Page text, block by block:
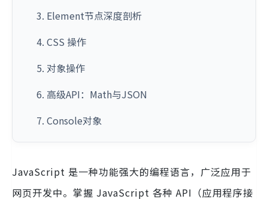
3. Element节点深度剖析
4. CSS 操作
5. 对象操作
6. 高级API：Math与JSON
7. Console对象
JavaScript 是一种功能强大的编程语言，广泛应用于
网页开发中。掌握 JavaScript 各种 API（应用程序接